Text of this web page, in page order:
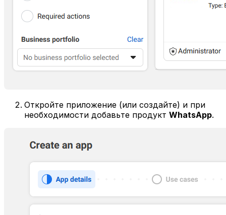
Откройте приложение (или создайте) и при
необходимости добавьте продукт WhatsApp.